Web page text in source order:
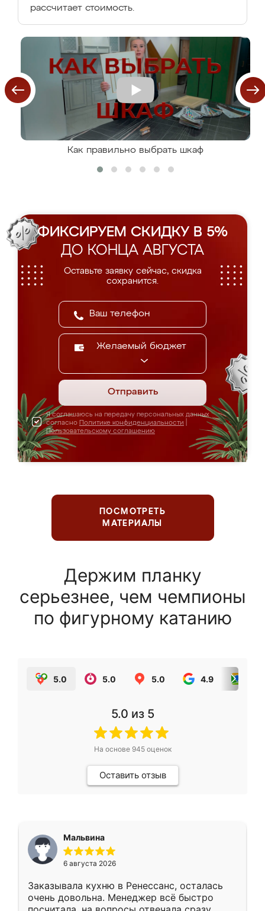
рассчитает стоимость.
Как правильно выбрать шкаф
ФИКСИРУЕМ СКИДКУ В 5%
ДО КОНЦА АВГУСТА
Оставьте заявку сейчас, скидка
сохранится.
Желаемый бюджет
Отправить
Я соглашаюсь на передачу персональных данных
согласно Политике конфиденциальности
Пользовательскому соглашению
ПОСМОТРЕТЬ
МАТЕРИАЛЫ
Держим планку
серьезнее, чем чемпионы
по фигурному катанию
5.0 5.0 5.0 4.9
5.0 из 5
На основе 945оценок
Оставить отзыв
Мальвина
6 августа 2026
Заказывала кухню в Ренессанс, осталась
очень довольна. Менеджер всё быстро